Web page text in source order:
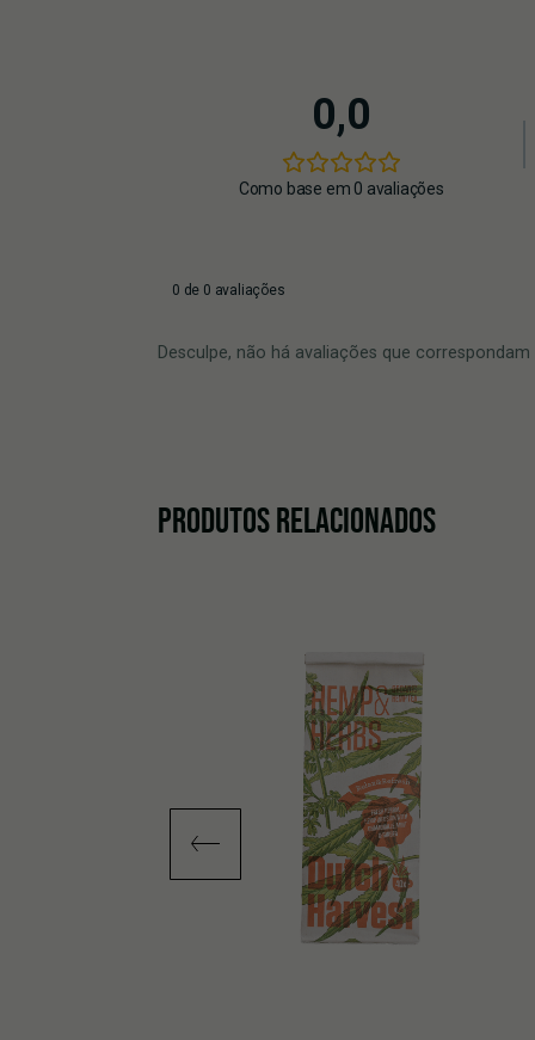
0,0
Como base em 0 avaliações
0 de 0 avaliações
Desculpe, não há avaliações que
PRODUTOS RELACIONADOS